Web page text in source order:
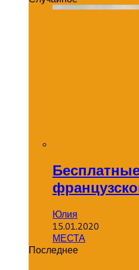
Юлия
15.01.2020
МЕСТА
Последнее